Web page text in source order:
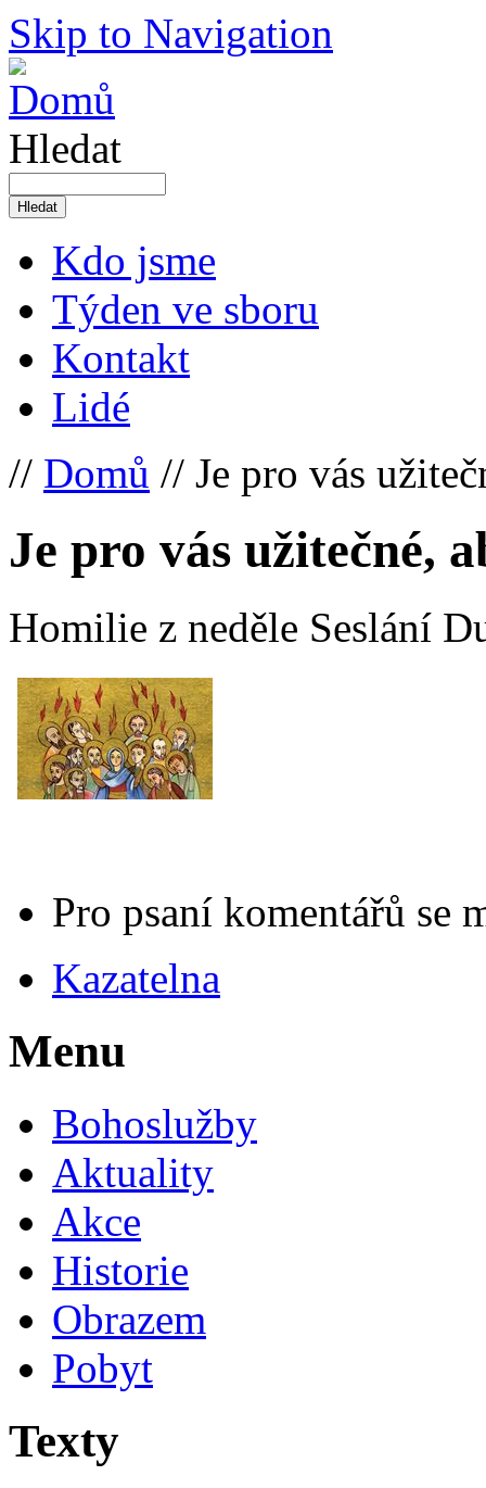
Skip to Navigation
Hledat
Kdo jsme
Týden ve sboru
Kontakt
Lidé
// Domů // Je pro vás
Je pro vás užitečné,
Homilie z neděle Seslání
Pro psaní komentářů se
Kazatelna
Menu
Bohoslužby
Aktuality
Akce
Historie
Obrazem
Pobyt
Texty